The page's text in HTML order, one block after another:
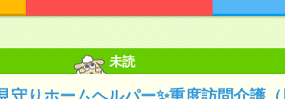
未読
守りホームヘルパー✨重度訪問介護